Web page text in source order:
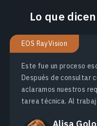
Lo que
EOS RayVision
Este fue un proceso
Después de consultar
aclaramos nuestros
tarea técnica. Al
Alisa